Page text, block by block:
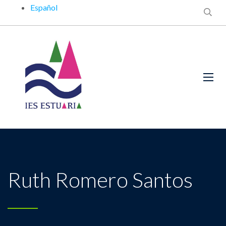
Español
Ruth Romero Santos